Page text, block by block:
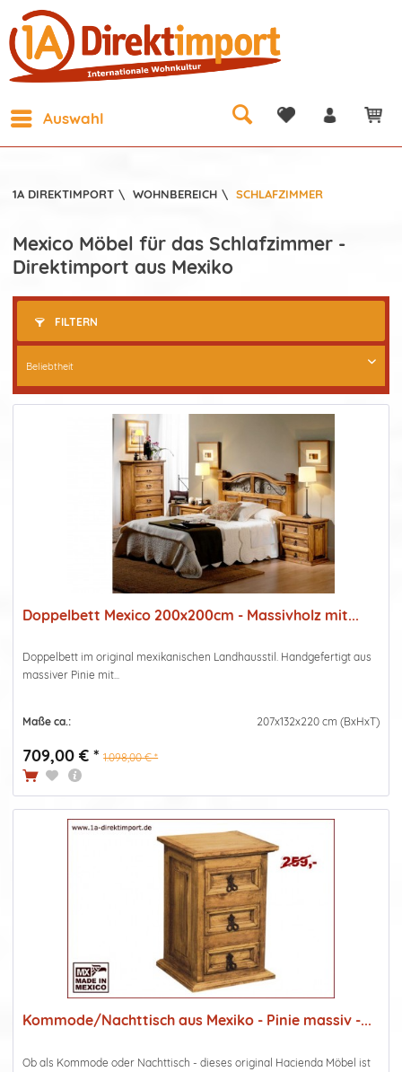
Auswahl
1A DIREKTIMPORT \ WOHNBEREICH \ SCHLAFZIMMER
Mexico Möbel für das Schlafzimmer -
Direktimport aus Mexiko
FILTERN
Doppelbett Mexico 200x200cm - Massivholz mit...
Doppelbett im original mexikanischen Landhausstil. Handgefertigt aus
massiver Pinie mit...
Maße ca.: 207x132x220 cm (BxHxT)
709,00 € * 1.098,00 € *
Kommode/Nachttisch aus Mexiko - Pinie massiv -...
Ob als Kommode oder Nachttisch - dieses original Hacienda Möbel ist